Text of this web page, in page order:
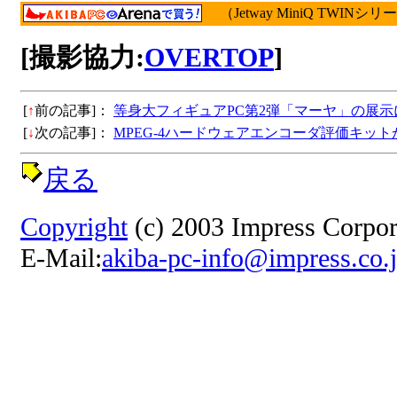
（Jetway MiniQ TWINシリ
[撮影協力:OVERTOP]
[↑前の記事]：
等身大フィギュアPC第2弾「マーヤ」の展
[↓次の記事]： MPEG-4ハードウェアエンコーダ評価キット
戻る
Copyright(c) 2003 Impress
E-Mail:akiba-pc-